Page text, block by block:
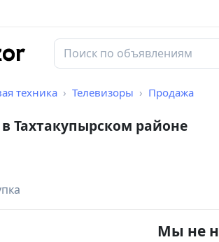
техника Телевизоры Продажа
Тахтакупырском районе
Мы не